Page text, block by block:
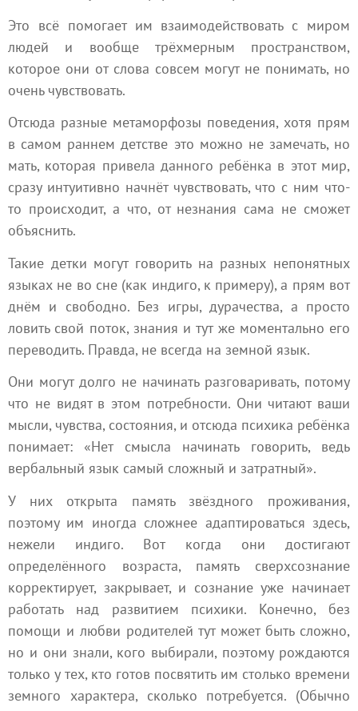
Это всё помогает им взаимодействовать с миром
людей и вообще трёхмерным пространством,
которое они от слова совсем могут не понимать, но
очень чувствовать.
Отсюда разные метаморфозы поведения, хотя прям
в самом раннем детстве это можно не замечать, но
мать, которая привела данного ребёнка в этот мир,
сразу интуитивно начнёт чувствовать, что с ним что-
то происходит, а что, от незнания сама не сможет
объяснить.
Такие детки могут говорить на разных непонятных
языках не во сне (как индиго, к примеру), а прям вот
днём и свободно. Без игры, дурачества, а просто
ловить свой поток, знания и тут же моментально его
переводить. Правда, не всегда на земной язык.
Они могут долго не начинать разговаривать, потому
что не видят в этом потребности. Они читают ваши
мысли, чувства, состояния, и отсюда психика ребёнка
понимает: «Нет смысла начинать говорить, ведь
вербальный язык самый сложный и затратный».
У них открыта память звёздного проживания,
поэтому им иногда сложнее адаптироваться здесь,
нежели индиго. Вот когда они достигают
определённого возраста, память сверхсознание
корректирует, закрывает, и сознание уже начинает
работать над развитием психики. Конечно, без
помощи и любви родителей тут может быть сложно,
но и они знали, кого выбирали, поэтому рождаются
только у тех, кто готов посвятить им столько времени
земного характера, сколько потребуется. (Обычно